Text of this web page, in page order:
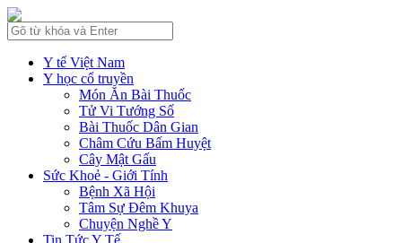
Y tế Việt Nam
Y học cổ truyền
Món Ăn Bài Thuốc
Tử Vi Tướng Số
Bài Thuốc Dân Gian
Châm Cứu Bấm Huyệt
Cây Mật Gấu
Sức Khoẻ - Giới Tính
Bệnh Xã Hội
Tâm Sự Đêm Khuya
Chuyện Nghề Y
Tin Tức Y Tế